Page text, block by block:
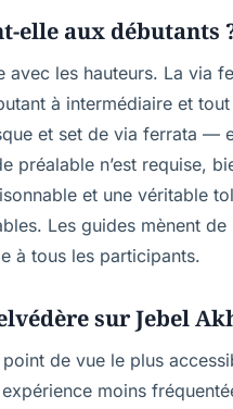
elle aux débutants
avec les hauteurs. La via
à intermédiaire et tout
et set de via ferrata —
préalable n’est requise,
et une véritable
Les guides mènent de
à tous les participants.
sur Jebel
de vue le plus
moins